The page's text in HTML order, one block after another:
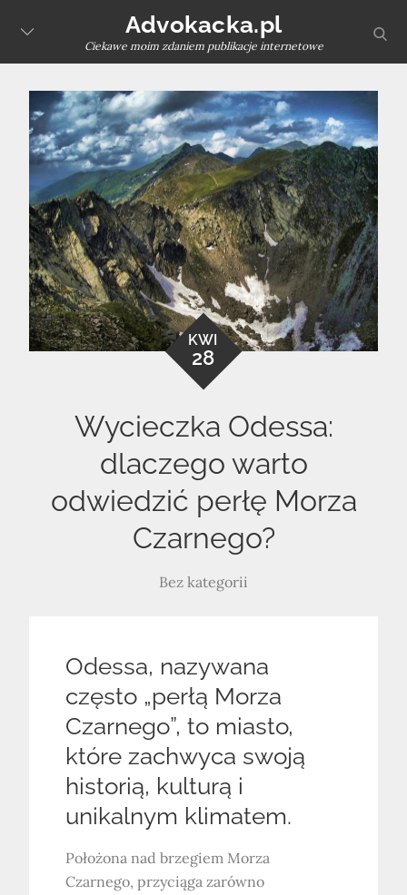
content
Advokacka.pl
Ciekawe moim zdaniem publikacje internetowe
KWI
28
Wycieczka Odessa:
dlaczego warto
odwiedzić perłę Morza
Czarnego?
Bez kategorii
Odessa, nazywana
często „perłą Morza
Czarnego”, to miasto,
które zachwyca swoją
historią, kulturą i
unikalnym klimatem.
Położona nad brzegiem Morza
Czarnego, przyciąga zarówno